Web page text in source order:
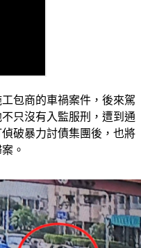
包商的車禍案件，後來駕
只沒有入監服刑，遭到通
破暴力討債集團後，也將
。